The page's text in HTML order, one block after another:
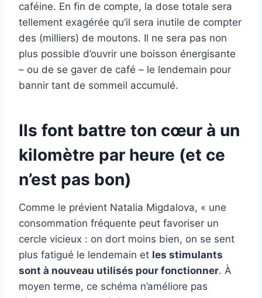
caféine. En fin de compte, la dose totale sera
tellement exagérée qu’il sera inutile de compter
des (milliers) de moutons. Il ne sera pas non
plus possible d’ouvrir une boisson énergisante
– ou de se gaver de café – le lendemain pour
bannir tant de sommeil accumulé.
Ils font battre ton cœur à un
kilomètre par heure (et ce
n’est pas bon)
Comme le prévient Natalia Migdalova, « une
consommation fréquente peut favoriser un
cercle vicieux : on dort moins bien, on se sent
plus fatigué le lendemain et les stimulants
sont à nouveau utilisés pour fonctionner. À
moyen terme, ce schéma n’améliore pas